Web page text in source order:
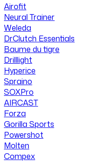
Airofit
Neural Trainer
Weleda
DrClutch Essentials
Baume du tigre
Drilllight
Hyperice
Spraino
SOXPro
AIRCAST
Forza
Gorilla Sports
Powershot
Molten
Compex